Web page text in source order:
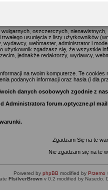
usuwanie wszelkich uznawanych za
tym forum i stronie Optyczne.pl wyraża
ponoszą oni za te treści
oszczerczych,
usunięcia z listy użytkowników
webmaster, administrator i
użytkownik zgadzasz się, że wszystkie
jednakże redaktorzy, wydawcy,
na twoim komputerze. Te cookies
podanych informacji oraz hasła (i dla
danych osobowych zgodnie z
Administratora forum.optyczne.pl
Zgadzam Się na te
Nie zgadzam się na te
Powered by phpBB modified by Przemo
FIsilverBrownv 0.2 modified by Nasedo.